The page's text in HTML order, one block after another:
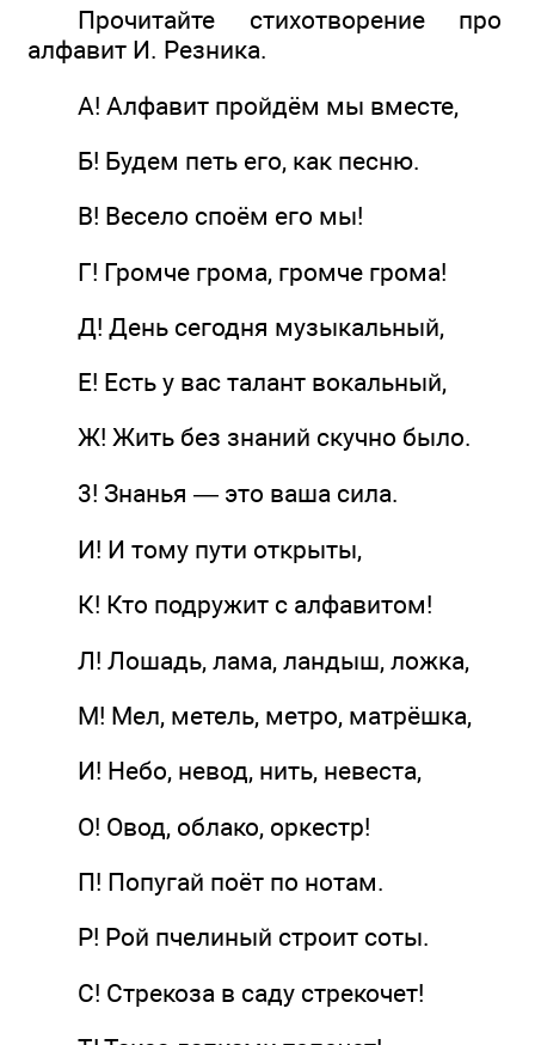
Прочитайте стихотворение про
алфавит И. Резника.
А! Алфавит пройдём мы вместе,
Б! Будем петь его, как песню.
В! Весело споём его мы!
Г! Громче грома, громче грома!
Д! День сегодня музыкальный,
Е! Есть у вас талант вокальный,
Ж! Жить без знаний скучно было.
3! Знанья — это ваша сила.
И! И тому пути открыты,
К! Кто подружит с алфавитом!
Л! Лошадь, лама, ландыш, ложка,
М! Мел, метель, метро, матрёшка,
И! Небо, невод, нить, невеста,
О! Овод, облако, оркестр!
П! Попугай поёт по нотам.
Р! Рой пчелиный строит соты.
С! Стрекоза в саду стрекочет!